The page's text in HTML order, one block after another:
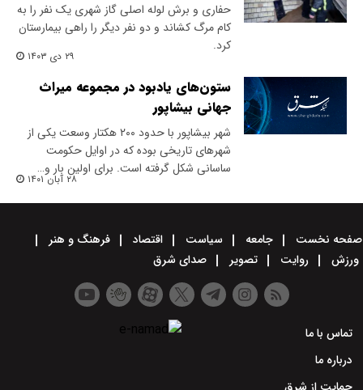
حفاری و برش لوله اصلی گاز شهری یک نفر را به
کام مرگ کشاند و دو نفر دیگر را راهی بیمارستان
کرد.
۲۹ دی ۱۴۰۳
ستون‌های یادبود در مجموعه میراث
جهانی بیشاپور
شهر بیشاپور با حدود ۲۰۰ هکتار وسعت یکی از
شهرهای تاریخی بوده که در اوایل حکومت
ساسانی شکل‌ گرفته است. برای اولین بار و…
۲۸ آبان ۱۴۰۱
صفحه نخست جامعه سیاست اقتصاد
فرهنگ و هنر
ورزش
روایت تصویر صدای شرق
تماس با ما
درباره ما